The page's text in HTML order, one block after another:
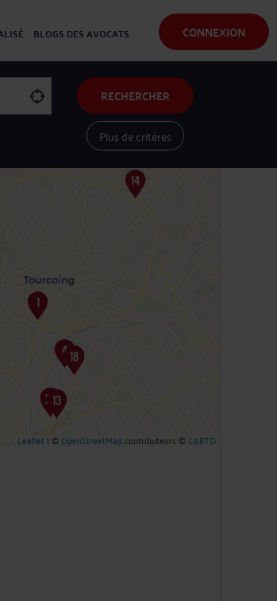
CONNEXION
BLOGS DES AVOCATS
RECHERCHER
Plus de critères
Leaflet | ©OpenStreetMapcontributeurs ©CARTO
Voir les avocats sur une carte